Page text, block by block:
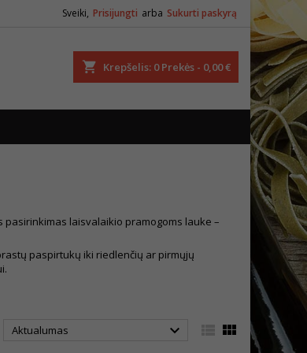
Sveiki, Prisijungti arba Sukurti paskyrą
Krepšelis 0 Prekės - 0,00 €
laisvalaikio pramogoms lauke –
paspirtukų iki riedlenčių ar pirmųjų
Aktualumas  